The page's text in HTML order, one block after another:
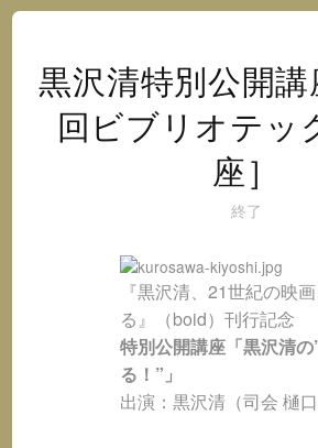
オ
イ
ン
ス
タ
グ
ラ
黒沢清特別公開
回ビブリオテッ
座］
終了
『黒沢清、21世紀の映
る』（boid）刊行記念
特別公開講座「黒沢清の
る！”」
出演：黒沢清（司会 樋口